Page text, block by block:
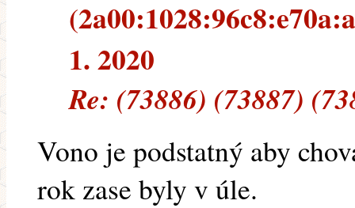
1. 2020
Re: (73886) (73887)
Vono je podstatný aby
rok zase byly v úle.